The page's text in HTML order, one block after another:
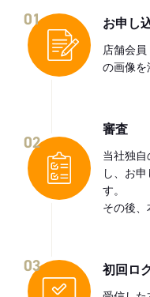
01 お申し
店舗会
の画像を
02
審査
当社独
し、お
す。
その後、
03 初回ロ